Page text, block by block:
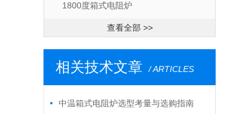
1800度箱式电阻炉
查看全部 >>
相关技术文章 / ARTICLES
中温箱式电阻炉选型考量与选购指南